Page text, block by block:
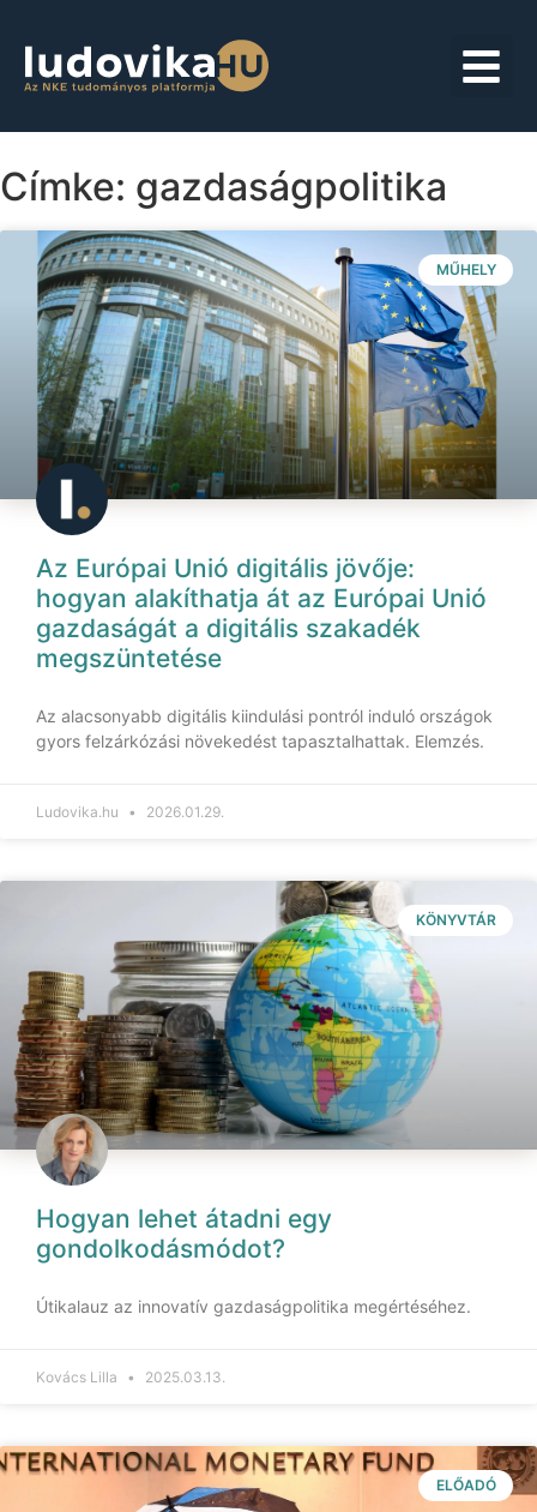
Címke: gazdaságpolitika
MŰHELY
Az Európai Unió digitális jövője:
hogyan alakíthatja át az Európai Unió
gazdaságát a digitális szakadék
megszüntetése
Az alacsonyabb digitális kiindulási pontról induló országok
gyors felzárkózási növekedést tapasztalhattak. Elemzés.
Ludovika.hu 2026.01.29.
KÖNYVTÁR
Hogyan lehet átadni egy
gondolkodásmódot?
Útikalauz az innovatív gazdaságpolitika megértéséhez.
Kovács Lilla 2025.03.13.
ELŐADÓ